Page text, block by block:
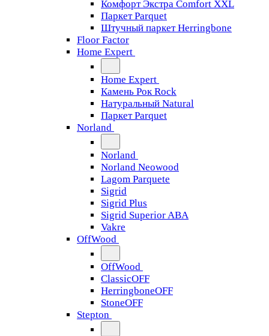
Комфорт Экстра Comfort XXL
Паркет Parquet
Штучный паркет Herringbone
Floor Factor
Home Expert
Home Expert
Камень Рок Rock
Натуральный Natural
Паркет Parquet
Norland
Norland
Norland Neowood
Lagom Parquete
Sigrid
Sigrid Plus
Sigrid Superior ABA
Vakre
OffWood
OffWood
ClassicOFF
HerringboneOFF
StoneOFF
Stepton